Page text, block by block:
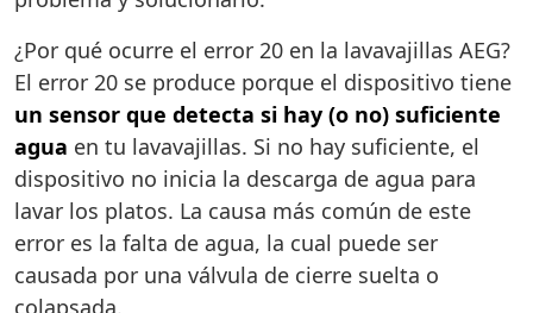
¿Por qué ocurre el error 20 en la lavavajillas AEG?
El error 20 se produce porque el dispositivo tiene
un sensor que detecta si hay (o no) suficiente
agua en tu lavavajillas. Si no hay suficiente, el
dispositivo no inicia la descarga de agua para
lavar los platos. La causa más común de este
error es la falta de agua, la cual puede ser
causada por una válvula de cierre suelta o